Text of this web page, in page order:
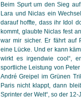
Beim Spurt um den Sieg
Lara und Niclas ein
darauf hoffte, dass ihr Idol
kommt, glaubte Niclas fest
war mir sicher. Er fährt auf
eine Lücke. Und er kann
wirkt es irgendwie cool“,
sportliche Leistung von
André Greipel im Grünen
Paris nicht klappt, dann
Sprinter der Welt“, so der 12-